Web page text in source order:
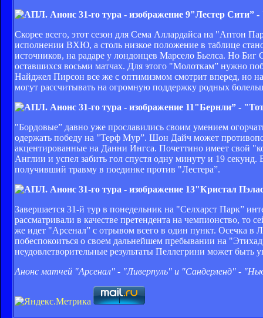
"Лестер Сити”
Скорее всего, этот сезон для Сема Аллардайса на "Аптон
исполнении ВХЮ, а столь низкое положение в таблице
источников, на радаре у лондонцев Марсело Бьелса. Но
оставшихся восьми матчах. Для этого "Молоткам” нужно
Найджел Пирсон все же с оптимизмом смотрит вперед, но
могут рассчитывать на огромную поддержку родных
"Бернли” -
"Бордовые” давно уже прославились своим умением
одержать победу на "Терф Мур”. Шон Дайч может
акцентированные на Данни Ингса. Почеттино имеет свой
Англии и успел забить гол спустя одну минуту и 19
получивший травму в поединке против "Лестера”.
"Кристал
Завершается 31-й тур в понедельник на "Селхарст Парк”
рассматривали в качестве претендента на чемпионство, то
же идет "Арсенал” с отрывом всего в один пункт. Осечка в
побеспокоиться о своем дальнейшем пребывании на
неудовлетворительные результаты Пеллегрини может
Анонс матчей "Арсенал" - "Ливерпуль" и "Сандерленд" -